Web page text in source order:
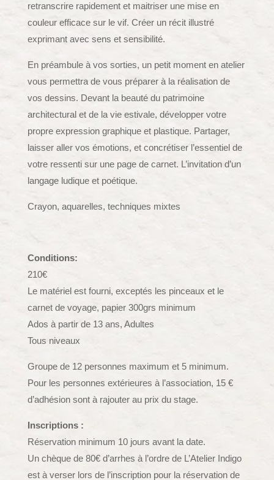
retranscrire rapidement et maitriser une mise en
couleur efficace sur le vif. Créer un récit illustré
exprimant avec sens et sensibilité.
En préambule à vos sorties, un petit moment en atelier
vous permettra de vous préparer à la réalisation de
vos dessins. Devant la beauté du patrimoine
architectural et de la vie estivale, développer votre
propre expression graphique et plastique. Partager,
laisser aller vos émotions, et concrétiser l’essentiel de
votre ressenti sur une page de carnet. L’invitation d’un
langage ludique et poétique.
Crayon, aquarelles, techniques mixtes
Conditions:
210€
Le matériel est fourni, exceptés les pinceaux et le
carnet de voyage, papier 300grs minimum
Ados à partir de 13 ans, Adultes
Tous niveaux
Groupe de 12 personnes maximum et 5 minimum.
Pour les personnes extérieures à l’association, 15 €
d’adhésion sont à rajouter au prix du stage.
Inscriptions :
Réservation minimum 10 jours avant la date.
Un chèque de 80€ d’arrhes à l’ordre de L’Atelier Indigo
est à verser lors de l’inscription pour la réservation de